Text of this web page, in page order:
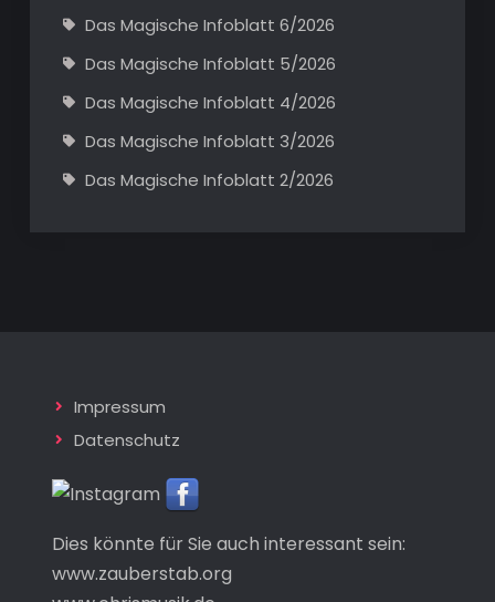
Das Magische Infoblatt 6/2026
Das Magische Infoblatt 5/2026
Das Magische Infoblatt 4/2026
Das Magische Infoblatt 3/2026
Das Magische Infoblatt 2/2026
Impressum
Datenschutz
Dies könnte für Sie auch interessant sein:
www.zauberstab.org